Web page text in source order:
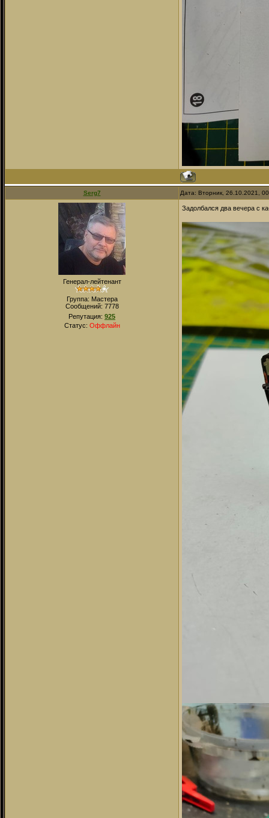
Serg7 Дата: Вторник, 26.10.2021,
Генерал-лейтенант
Группа: Мастера
Сообщений: 7778
Репутация: 925
Статус: Оффлайн
Задолбался два вечера с